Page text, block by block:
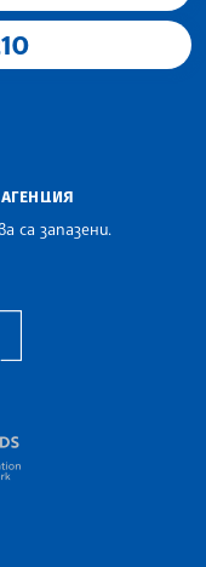
са запазени.
Balkan News Agencies